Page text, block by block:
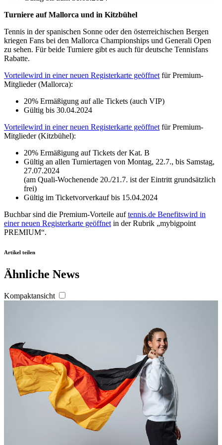
personalisieren, Funktionen für soziale Medien anbieten
zu können und die Zugriffe auf unsere Website zu
analysieren. Außerdem geben wir Informationen zu Ihrer
soziale Medien, Werbung und Analysen weiter. Unsere
weiteren Daten zusammen, die Sie ihnen bereitgestellt
haben oder die sie im Rahmen Ihrer Nutzung der Dienste
gesammelt haben. DieCookie-Einstellungenkönnen
jederzeit über den Link im Footer aufgerufen und
angepasst werden.
Turniere auf Mallorca und in Kitzbühel
Tennis in der spanischen Sonne oder den österreichischen Bergen
kriegen Fans bei den Mallorca Championships und Generali Open
zu sehen. Für beide Turniere gibt es auch für deutsche Tennisfans
Rabatte.
Vorteilewird in einer neuen Registerkarte geöffnet für Premium-
Mitglieder (Mallorca):
20% Ermäßigung auf alle Tickets (auch VIP)
Gültig bis 30.04.2024
Vorteilewird in einer neuen Registerkarte geöffnet für Premium-
Mitglieder (Kitzbühel):
20% Ermäßigung auf Tickets der Kat. B
Gültig an allen Turniertagen von Montag, 22.7., bis Samstag,
27.07.2024
​​​​​​​(am Quali-Wochenende 20./21.7. ist der Eintritt grundsätzlich
frei)
Gültig im Ticketvorverkauf bis 15.04.2024
Buchbar sind die Premium-Vorteile auftennis.de Benefitswird in
einer neuen Registerkarte geöffnet in der Rubrik „mybigpoint
PREMIUM“.
Artikel teilen
Ähnliche News
Kompaktansicht